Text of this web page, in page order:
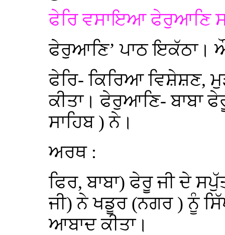
ਫੇਰਿ ਵਸਾਇਆ ਫੇਰੁਆਣਿ
ਫੇਰੁਆਣਿ’ ਪਾਠ ਇਕੱਠਾ।
ਫੇਰਿ- ਕਿਰਿਆ ਵਿਸ਼ੇਸ਼ਣ,
ਕੀਤਾ। ਫੇਰੁਆਣਿ- ਬਾਬਾ
ਸਾਹਿਬ ) ਨੇ।
ਅਰਥ :
ਫਿਰ, ਬਾਬਾ) ਫੇਰੂ ਜੀ ਦੇ
ਜੀ) ਨੇ ਖਡੂਰ (ਨਗਰ ) ਨੂੰ
ਆਬਾਦ ਕੀਤਾ।